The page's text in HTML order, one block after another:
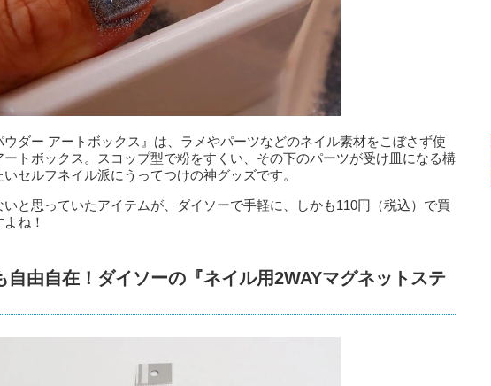
ウダー アートボックス』は、ラメやパーツなどのネイル素材をこぼさず使
トボックス。スコップ型で粉をすくい、その下のパーツが受け皿になる構
セルフネイル派にうってつけの神グッズです。
と思っていたアイテムが、ダイソーで手軽に、しかも110円（税込）で買
ね！
自由自在！ダイソーの『ネイル用2WAYマグネットステ